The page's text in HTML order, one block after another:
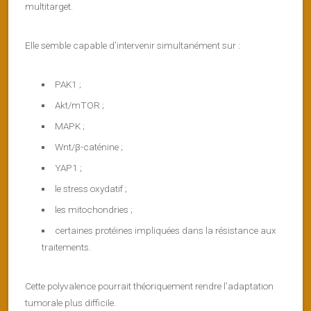
multitarget.
Elle semble capable d’intervenir simultanément sur :
PAK1 ;
Akt/mTOR ;
MAPK ;
Wnt/β-caténine ;
YAP1 ;
le stress oxydatif ;
les mitochondries ;
certaines protéines impliquées dans la résistance aux
traitements.
Cette polyvalence pourrait théoriquement rendre l’adaptation
tumorale plus difficile.